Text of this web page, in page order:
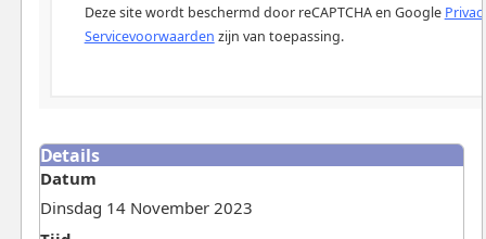
Deze site wordt beschermd door reCAPTCHA en Google
Servicevoorwaarden zijn van toepassing.
Details
Datum
Dinsdag 14 November 2023